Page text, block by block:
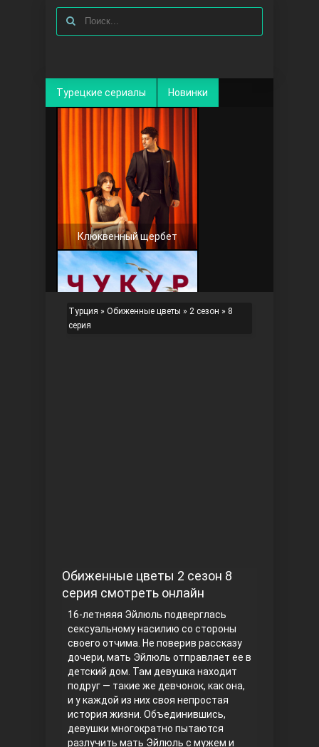
Турецкие сериалы Новинки
Клюквенный щербет
Правосyдие
Турция » Обиженные цветы » 2 сезон » 8
серия
Обиженные цветы 2 сезон 8
серия смотреть онлайн
16-летняяя Эйлюль подверглась
сексуальному насилию со стороны
своего отчима. Не поверив рассказу
дочери, мать Эйлюль отправляет ее в
детский дом. Там девушка находит
подруг — такие же девчонок, как она,
и у каждой из них своя непростая
история жизни. Объединившись,
девушки многократно пытаются
разлучить мать Эйлюль с мужем и